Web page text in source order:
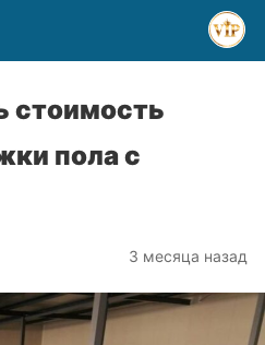
стоимость
пола с
3 месяца назад